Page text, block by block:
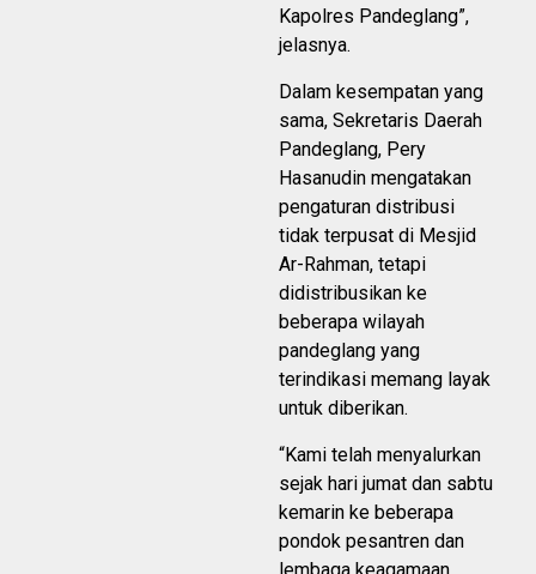
Kapolres Pandeglang”,
jelasnya.
Dalam kesempatan yang
sama, Sekretaris Daerah
Pandeglang, Pery
Hasanudin mengatakan
pengaturan distribusi
tidak terpusat di Mesjid
Ar-Rahman, tetapi
didistribusikan ke
beberapa wilayah
pandeglang yang
terindikasi memang layak
untuk diberikan.
“Kami telah menyalurkan
sejak hari jumat dan sabtu
kemarin ke beberapa
pondok pesantren dan
lembaga keagamaan,